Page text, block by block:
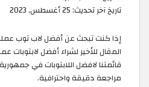
تاريخ آخر تحديث:25 أغسطس, 2023
المقال للأخير لشراء أفضل
قائمتنا لافضل اللابتوبات في
مراجعة دقيقة واحترافية.